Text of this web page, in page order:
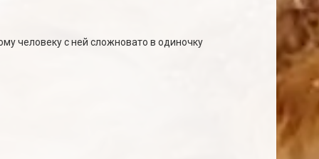
человеку с ней сложновато в одиночку